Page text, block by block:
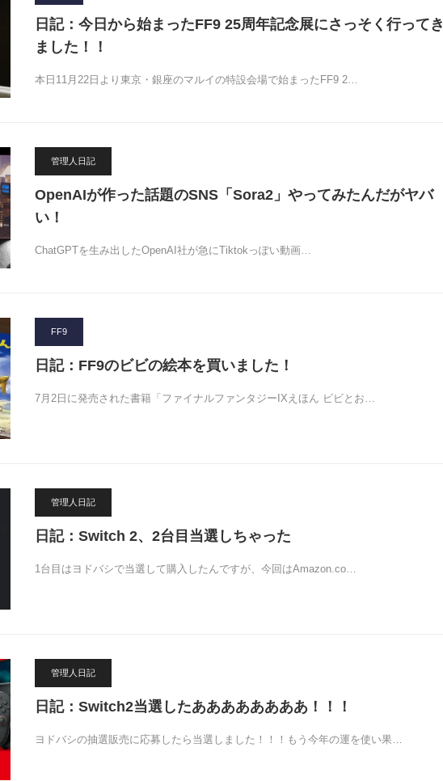
日記：今日から始まったFF9 25周年記念展にさっそく行ってき
ました！！
本日11月22日より東京・銀座のマルイの特設会場で始まったFF9 2…
管理人日記
OpenAIが作った話題のSNS「Sora2」やってみたんだがヤバ
い！
ChatGPTを生み出したOpenAI社が急にTiktokっぽい動画…
FF9
日記：FF9のビビの絵本を買いました！
7月2日に発売された書籍「ファイナルファンタジーIXえほん ビビとお…
管理人日記
日記：Switch 2、2台目当選しちゃった
1台目はヨドバシで当選して購入したんですが、今回はAmazon.co…
管理人日記
日記：Switch2当選したああああああああ！！！
ヨドバシの抽選販売に応募したら当選しました！！！もう今年の運を使い果…